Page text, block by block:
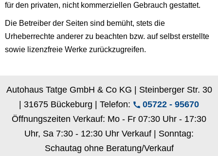
für den privaten, nicht kommerziellen Gebrauch gestattet.
Die Betreiber der Seiten sind bemüht, stets die
Urheberrechte anderer zu beachten bzw. auf selbst erstellte
sowie lizenzfreie Werke zurückzugreifen.
Autohaus Tatge GmbH & Co KG | Steinberger Str. 30
| 31675 Bückeburg | Telefon:
05722 - 95670
Öffnungszeiten Verkauf: Mo - Fr 07:30 Uhr - 17:30
Uhr, Sa 7:30 - 12:30 Uhr Verkauf | Sonntag:
Schautag ohne Beratung/Verkauf